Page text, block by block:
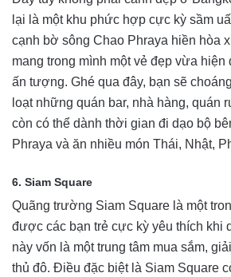
lại là một khu phức hợp cực kỳ sầm
cạnh bờ sông Chao Phraya hiền hòa
mang trong mình một vẻ đẹp vừa hiện
ấn tượng. Ghé qua đây, bạn sẽ
loạt những quán bar, nhà hàng, quán
còn có thể dành thời gian đi dạo bộ
Phraya và ăn nhiều món Thái, Nhật,
6. Siam Square
Quãng trường Siam Square là một
được các bạn trẻ cực kỳ yêu thích khi
này vốn là một trung tâm mua sắm,
thủ đô. Điều đặc biệt là Siam Square